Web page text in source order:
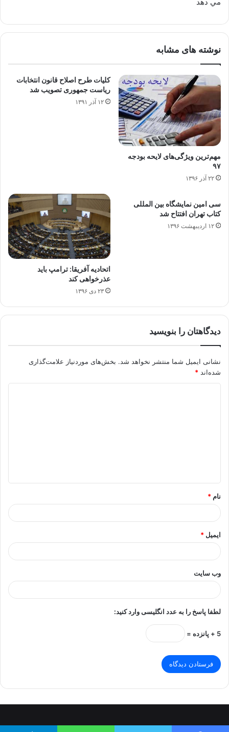
نوشته های مشابه
مهم‌ترین ویژگی‌های لایحه بودجه
۹۷
۲۲ آذر ۱۳۹۶
کلیات طرح اصلاح قانون انتخابات
ریاست جمهوری تصویب شد
۱۲ آذر ۱۳۹۱
سی امین نمایشگاه بین المللی
کتاب تهران افتتاح شد
۱۲ اردیبهشت ۱۳۹۶
اتحادیه آفریقا: ترامپ باید
عذرخواهی کند
۲۳ دی ۱۳۹۶
دیدگاهتان را بنویسید
نشانی ایمیل شما منتشر نخواهد شد. بخش‌های موردنیاز علامت‌گذاری
شده‌اند *
*
نام *
ایمیل *
وب‌ سایت
لطفا پاسخ را به عدد انگلیسی وارد کنید:
5 + پانزده =